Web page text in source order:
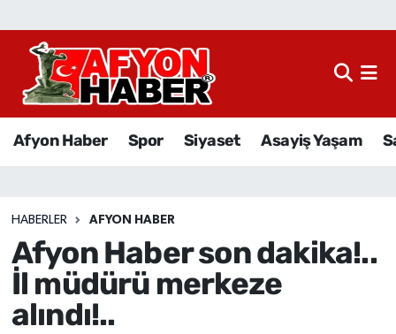
Afyon Haber Spor Siyaset Asayiş Yaşam
HABERLER AFYON HABER
Afyon Haber son dakika!..
İl müdürü merkeze
alındı!..
Afyon Haber
Sağlık
Eğitim